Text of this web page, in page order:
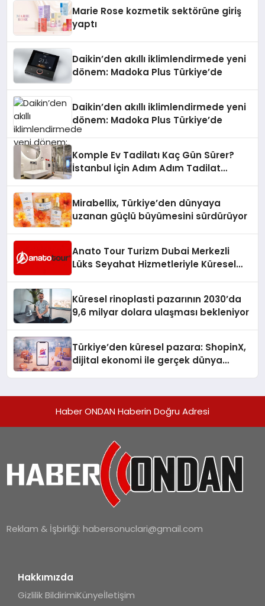
Marie Rose kozmetik sektörüne giriş
yaptı
Daikin’den akıllı iklimlendirmede yeni
dönem: Madoka Plus Türkiye’de
Daikin’den akıllı iklimlendirmede yeni
dönem: Madoka Plus Türkiye’de
Komple Ev Tadilatı Kaç Gün Sürer?
İstanbul İçin Adım Adım Tadilat
Mirabellix, Türkiye’den dünyaya
uzanan güçlü büyümesini sürdürüyor
Anato Tour Turizm Dubai Merkezli
Lüks Seyahat Hizmetleriyle Küresel
Küresel rinoplasti pazarının 2030’da
9,6 milyar dolara ulaşması bekleniyor
Türkiye’den küresel pazara: ShopinX,
dijital ekonomi ile gerçek dünya
Haber ONDAN Haberin Doğru Adresi
Reklam & İşbirliği:habersonuclari@gmail.com
Hakkımızda
Gizlilik BildirimiKünyeİletişim